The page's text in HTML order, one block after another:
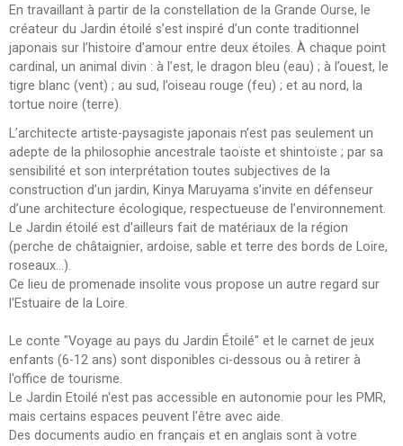
En travaillant à partir de la constellation de la Grande Ourse, le
créateur du Jardin étoilé s’est inspiré d’un conte traditionnel
japonais sur l’histoire d’amour entre deux étoiles. À chaque point
cardinal, un animal divin : à l’est, le dragon bleu (eau) ; à l’ouest, le
tigre blanc (vent) ; au sud, l’oiseau rouge (feu) ; et au nord, la
tortue noire (terre).
L’architecte artiste-paysagiste japonais n’est pas seulement un
adepte de la philosophie ancestrale taoïste et shintoïste ; par sa
sensibilité et son interprétation toutes subjectives de la
construction d’un jardin, Kinya Maruyama s’invite en défenseur
d’une architecture écologique, respectueuse de l’environnement.
Le Jardin étoilé est d'ailleurs fait de matériaux de la région
(perche de châtaignier, ardoise, sable et terre des bords de Loire,
roseaux...).
Ce lieu de promenade insolite vous propose un autre regard sur
l'Estuaire de la Loire.
Le conte "Voyage au pays du Jardin Étoilé" et le carnet de jeux
enfants (6-12 ans) sont disponibles ci-dessous ou à retirer à
l'office de tourisme.
Le Jardin Etoilé n'est pas accessible en autonomie pour les PMR,
mais certains espaces peuvent l'être avec aide.
Des documents audio en français et en anglais sont à votre